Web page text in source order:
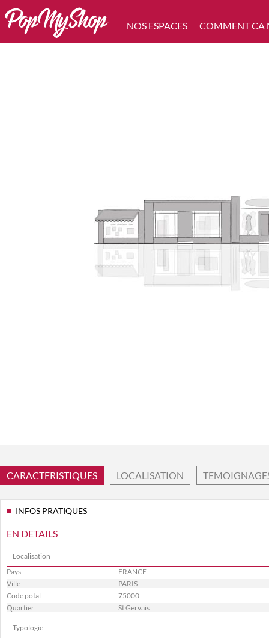
NOS ESPACES COMMENT CA
CARACTERISTIQUES LOCALISATION
INFOS PRATIQUES
EN DETAILS
Localisation
Pays
FRANCE
Ville
PARIS
Code potal
75000
Quartier
St Gervais
Typologie